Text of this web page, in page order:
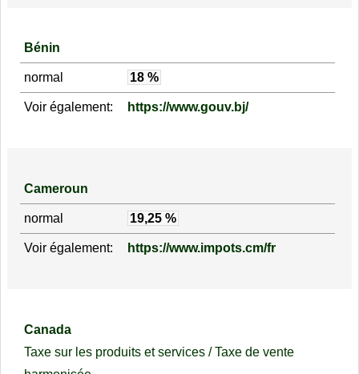
Bénin
normal 18 %
Voir également: https://www.gouv.bj/
Cameroun
normal 19,25 %
Voir également: https://www.impots.cm/fr
Canada
Taxe sur les produits et services / Taxe de vente